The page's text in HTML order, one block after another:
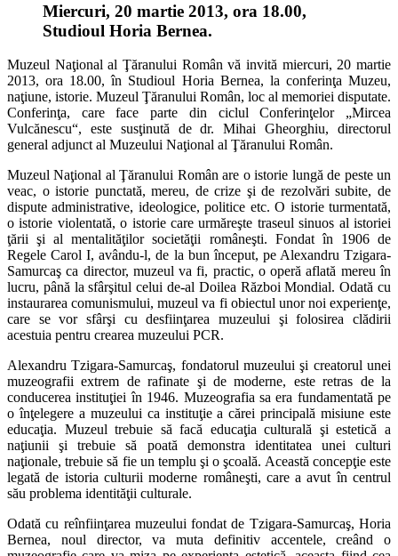
Miercuri, 20 martie 2013, ora 18.00,
Studioul Horia Bernea.
Muzeul Naţional al Ţăranului Român vă invită miercuri, 20 martie
2013, ora 18.00, în Studioul Horia Bernea, la conferinţa Muzeu,
naţiune, istorie. Muzeul Ţăranului Român, loc al memoriei disputate.
Conferinţa, care face parte din ciclul Conferinţelor „Mircea
Vulcănescu“, este susţinută de dr. Mihai Gheorghiu, directorul
general adjunct al Muzeului Naţional al Ţăranului Român.
Muzeul Naţional al Ţăranului Român are o istorie lungă de peste un
veac, o istorie punctată, mereu, de crize şi de rezolvări subite, de
dispute administrative, ideologice, politice etc. O istorie turmentată,
o istorie violentată, o istorie care urmăreşte traseul sinuos al istoriei
ţării şi al mentalităţilor societăţii româneşti. Fondat în 1906 de
Regele Carol I, avându-l, de la bun început, pe Alexandru Tzigara-
Samurcaş ca director, muzeul va fi, practic, o operă aflată mereu în
lucru, până la sfârşitul celui de-al Doilea Război Mondial. Odată cu
instaurarea comunismului, muzeul va fi obiectul unor noi experienţe,
care se vor sfârşi cu desfiinţarea muzeului şi folosirea clădirii
acestuia pentru crearea muzeului PCR.
Alexandru Tzigara-Samurcaş, fondatorul muzeului şi creatorul unei
muzeografii extrem de rafinate şi de moderne, este retras de la
conducerea instituţiei în 1946. Muzeografia sa era fundamentată pe
o înţelegere a muzeului ca instituţie a cărei principală misiune este
educaţia. Muzeul trebuie să facă educaţia culturală şi estetică a
naţiunii şi trebuie să poată demonstra identitatea unei culturi
naţionale, trebuie să fie un templu şi o şcoală. Această concepţie este
legată de istoria culturii moderne româneşti, care a avut în centrul
său problema identităţii culturale.
Odată cu reînfiinţarea muzeului fondat de Tzigara-Samurcaş, Horia
Bernea, noul director, va muta definitiv accentele, creând o